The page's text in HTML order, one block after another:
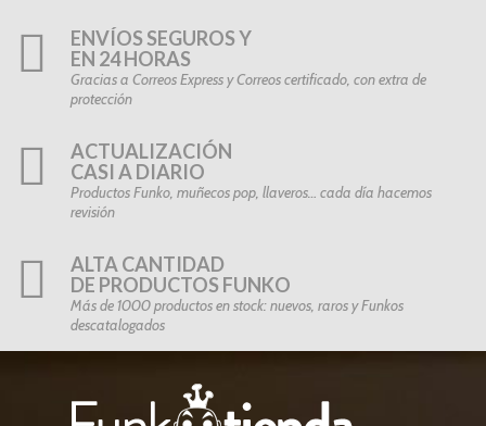
ENVÍOS SEGUROS Y
EN 24 HORAS
Gracias a Correos Express y Correos certificado, con extra de
protección
ACTUALIZACIÓN
CASI A DIARIO
Productos Funko, muñecos pop, llaveros… cada día hacemos
revisión
ALTA CANTIDAD
DE PRODUCTOS FUNKO
Más de 1000 productos en stock: nuevos, raros y Funkos
descatalogados